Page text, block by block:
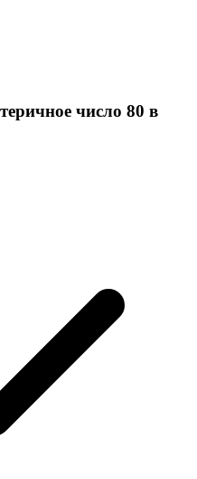
число 80 в